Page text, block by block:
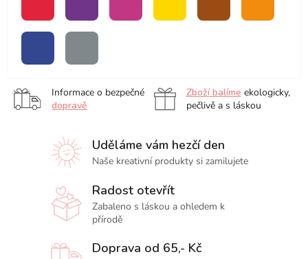
Informace o bezpečné
dopravě
Zboží balíme ekologicky,
pečlivě a s láskou
Uděláme vám hezčí den
Naše kreativní produkty si zamilujete
Radost otevřít
Zabaleno s láskou a ohledem k
přírodě
Doprava od 65,- Kč